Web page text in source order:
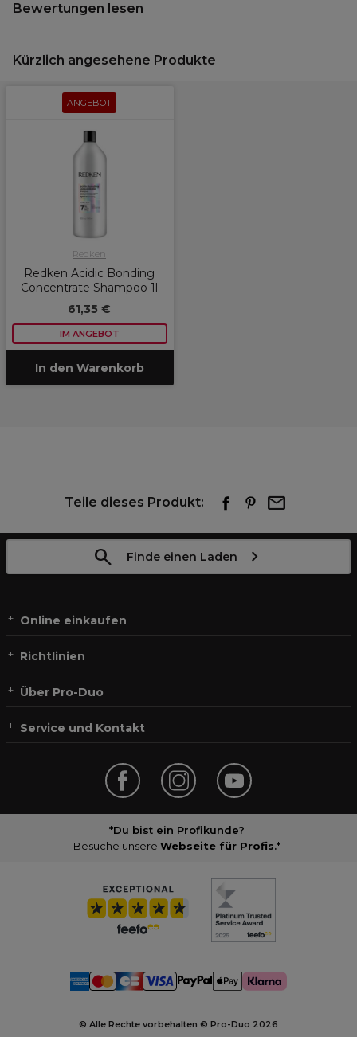
Bewertungen lesen
Kürzlich angesehene Produkte
ANGEBOT
Redken
Redken Acidic Bonding
Concentrate Shampoo 1l
61,35 €
IM ANGEBOT
In den Warenkorb
Teile dieses Produkt:
Finde einen Laden
Online einkaufen
Richtlinien
Über Pro-Duo
Service und Kontakt
*Du bist ein Profikunde?
Besuche unsere Webseite für Profis.*
© Alle Rechte vorbehalten © Pro-Duo 2026